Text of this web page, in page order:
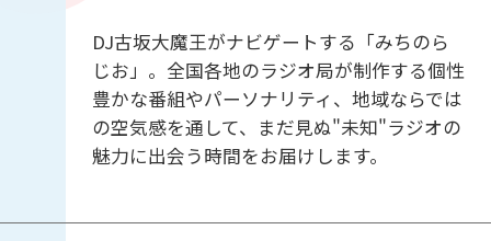
DJ古坂大魔王がナビゲートする「みちのら
じお」。全国各地のラジオ局が制作する個性
豊かな番組やパーソナリティ、地域ならでは
の空気感を通して、まだ見ぬ"未知"ラジオの
魅力に出会う時間をお届けします。